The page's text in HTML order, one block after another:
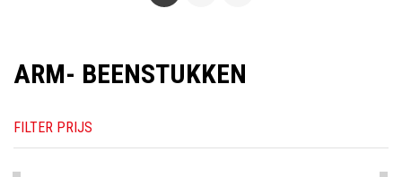
ARM- BEENSTUKKEN
FILTER PRIJS